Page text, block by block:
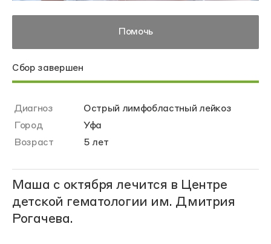
Помочь
Сбор завершен
Диагноз
Острый лимфобластный лейкоз
Город
Уфа
Возраст
5 лет
Маша с октября лечится в Центре
детской гематологии им. Дмитрия
Рогачева.